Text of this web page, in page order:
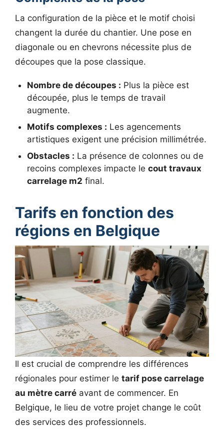
La configuration de la pièce et le motif choisi
changent la durée du chantier. Une pose en
diagonale ou en chevrons nécessite plus de
découpes que la pose classique.
Nombre de découpes : Plus la pièce est
découpée, plus le temps de travail
augmente.
Motifs complexes : Les agencements
artistiques exigent une précision millimétrée.
Obstacles : La présence de colonnes ou de
recoins complexes impacte le cout travaux
carrelage m2 final.
Tarifs en fonction des
régions en Belgique
Il est crucial de comprendre les différences
régionales pour estimer le tarif pose carrelage
au mètre carré avant de commencer. En
Belgique, le lieu de votre projet change le coût
des services des professionnels.